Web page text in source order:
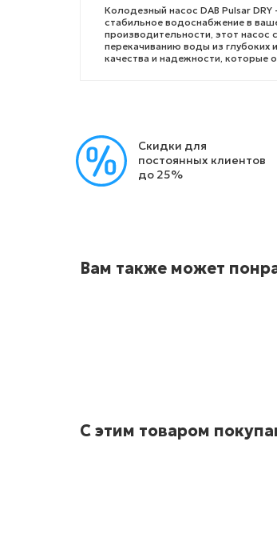
Колодезный насос DAB Pulsar
стабильное водоснабжение в
производительности, этот
перекачиванию воды из глубоких
качества и надежности, которые
Скидки для
постоянных клиентов
до 25%
Вам также может
С этим товаром